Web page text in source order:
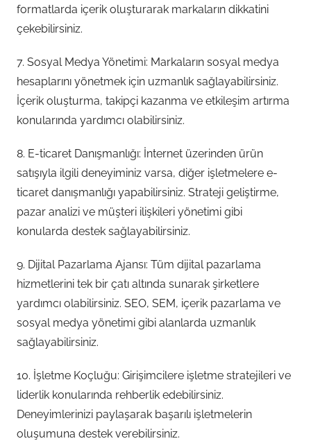
formatlarda içerik oluşturarak markaların dikkatini
çekebilirsiniz.
7. Sosyal Medya Yönetimi: Markaların sosyal medya
hesaplarını yönetmek için uzmanlık sağlayabilirsiniz.
İçerik oluşturma, takipçi kazanma ve etkileşim artırma
konularında yardımcı olabilirsiniz.
8. E-ticaret Danışmanlığı: İnternet üzerinden ürün
satışıyla ilgili deneyiminiz varsa, diğer işletmelere e-
ticaret danışmanlığı yapabilirsiniz. Strateji geliştirme,
pazar analizi ve müşteri ilişkileri yönetimi gibi
konularda destek sağlayabilirsiniz.
9. Dijital Pazarlama Ajansı: Tüm dijital pazarlama
hizmetlerini tek bir çatı altında sunarak şirketlere
yardımcı olabilirsiniz. SEO, SEM, içerik pazarlama ve
sosyal medya yönetimi gibi alanlarda uzmanlık
sağlayabilirsiniz.
10. İşletme Koçluğu: Girişimcilere işletme stratejileri ve
liderlik konularında rehberlik edebilirsiniz.
Deneyimlerinizi paylaşarak başarılı işletmelerin
oluşumuna destek verebilirsiniz.